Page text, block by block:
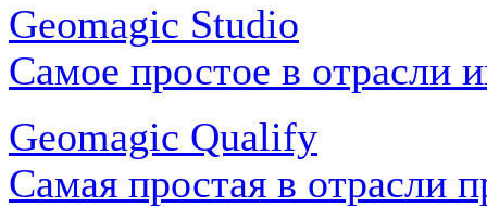
Geomagic Studio
Самое простое в отрасли
Geomagic Qualify
Самая простая в отрасли